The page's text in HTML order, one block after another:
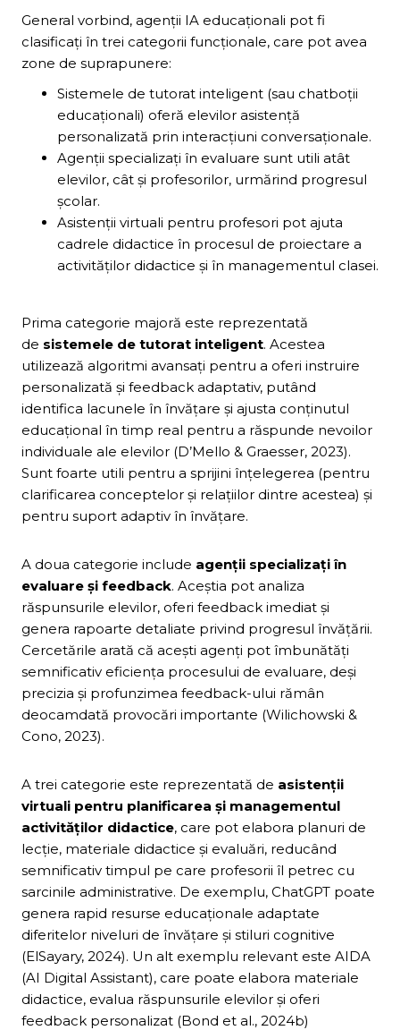
General vorbind, agenții IA educaționali pot fi
clasificați în trei categorii funcționale, care pot avea
zone de suprapunere:
Sistemele de tutorat inteligent (sau chatboții
educaționali) oferă elevilor asistență
personalizată prin interacțiuni conversaționale.
Agenții specializați în evaluare sunt utili atât
elevilor, cât și profesorilor, urmărind progresul
școlar.
Asistenții virtuali pentru profesori pot ajuta
cadrele didactice în procesul de proiectare a
activităților didactice și în managementul clasei.
Prima categorie majoră este reprezentată
de sistemele de tutorat inteligent. Acestea
utilizează algoritmi avansați pentru a oferi instruire
personalizată și feedback adaptativ, putând
identifica lacunele în învățare și ajusta conținutul
educațional în timp real pentru a răspunde nevoilor
individuale ale elevilor (D’Mello & Graesser, 2023).
Sunt foarte utili pentru a sprijini înțelegerea (pentru
clarificarea conceptelor și relațiilor dintre acestea) și
pentru suport adaptiv în învățare.
A doua categorie include agenții specializați în
evaluare și feedback. Aceștia pot analiza
răspunsurile elevilor, oferi feedback imediat și
genera rapoarte detaliate privind progresul învățării.
Cercetările arată că acești agenți pot îmbunătăți
semnificativ eficiența procesului de evaluare, deși
precizia și profunzimea feedback-ului rămân
deocamdată provocări importante (Wilichowski &
Cono, 2023).
A trei categorie este reprezentată de asistenții
virtuali pentru planificarea și managementul
activităților didactice, care pot elabora planuri de
lecție, materiale didactice și evaluări, reducând
semnificativ timpul pe care profesorii îl petrec cu
sarcinile administrative. De exemplu, ChatGPT poate
genera rapid resurse educaționale adaptate
diferitelor niveluri de învățare și stiluri cognitive
(ElSayary, 2024). Un alt exemplu relevant este AIDA
(AI Digital Assistant), care poate elabora materiale
didactice, evalua răspunsurile elevilor și oferi
feedback personalizat (Bond et al., 2024b)